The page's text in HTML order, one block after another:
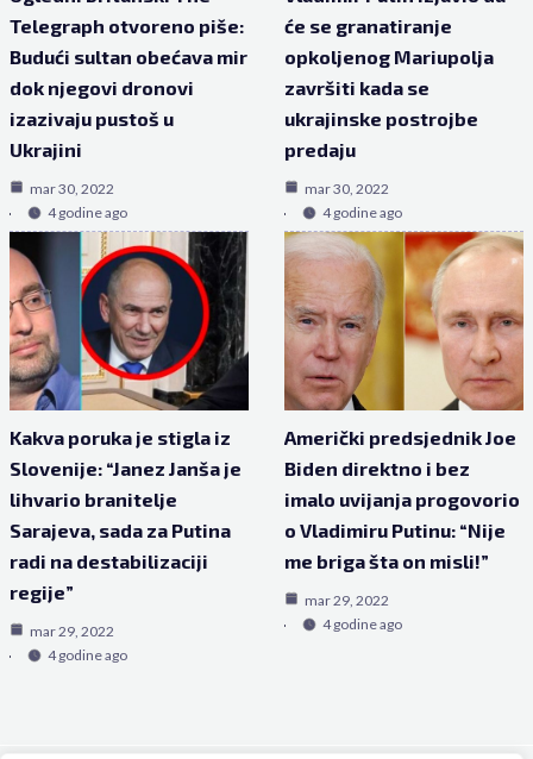
Telegraph otvoreno piše:
Budući sultan obećava mir
dok njegovi dronovi
izazivaju pustoš u
Ukrajini
mar 30, 2022
4 godine ago
će se granatiranje
opkoljenog Mariupolja
završiti kada se
ukrajinske postrojbe
predaju
mar 30, 2022
4 godine ago
Kakva poruka je stigla iz
Slovenije: “Janez Janša je
lihvario branitelje
Sarajeva, sada za Putina
radi na destabilizaciji
regije”
mar 29, 2022
4 godine ago
Američki predsjednik Joe
Biden direktno i bez
imalo uvijanja progovorio
o Vladimiru Putinu: “Nije
me briga šta on misli!”
mar 29, 2022
4 godine ago